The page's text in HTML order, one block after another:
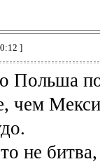
]
Польша
чем
не